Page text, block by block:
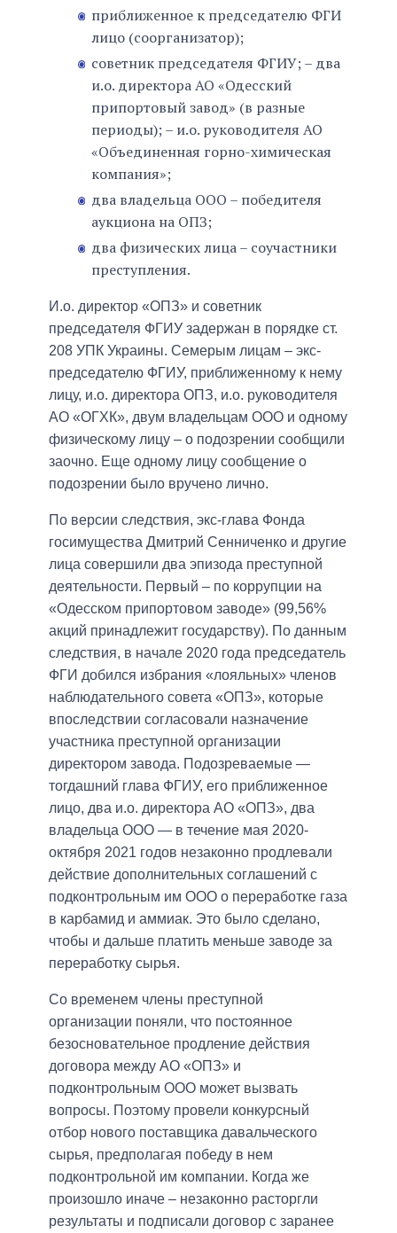
приближенное к председателю ФГИ
лицо (соорганизатор);
советник председателя ФГИУ; – два
и.о. директора АО «Одесский
припортовый завод» (в разные
периоды); – и.о. руководителя АО
«Объединенная горно-химическая
компания»;
два владельца ООО – победителя
аукциона на ОПЗ;
два физических лица – соучастники
преступления.
И.о. директор «ОПЗ» и советник
председателя ФГИУ задержан в порядке ст.
208 УПК Украины. Семерым лицам – экс-
председателю ФГИУ, приближенному к нему
лицу, и.о. директора ОПЗ, и.о. руководителя
АО «ОГХК», двум владельцам ООО и одному
физическому лицу – о подозрении сообщили
заочно. Еще одному лицу сообщение о
подозрении было вручено лично.
По версии следствия, экс-глава Фонда
госимущества Дмитрий Сенниченко и другие
лица совершили два эпизода преступной
деятельности. Первый – по коррупции на
«Одесском припортовом заводе» (99,56%
акций принадлежит государству). По данным
следствия, в начале 2020 года председатель
ФГИ добился избрания «лояльных» членов
наблюдательного совета «ОПЗ», которые
впоследствии согласовали назначение
участника преступной организации
директором завода. Подозреваемые —
тогдашний глава ФГИУ, его приближенное
лицо, два и.о. директора АО «ОПЗ», два
владельца ООО — в течение мая 2020-
октября 2021 годов незаконно продлевали
действие дополнительных соглашений с
подконтрольным им ООО о переработке газа
в карбамид и аммиак. Это было сделано,
чтобы и дальше платить меньше заводе за
переработку сырья.
Со временем члены преступной
организации поняли, что постоянное
безосновательное продление действия
договора между АО «ОПЗ» и
подконтрольным ООО может вызвать
вопросы. Поэтому провели конкурсный
отбор нового поставщика давальческого
сырья, предполагая победу в нем
подконтрольной им компании. Когда же
произошло иначе – незаконно расторгли
результаты и подписали договор с заранее